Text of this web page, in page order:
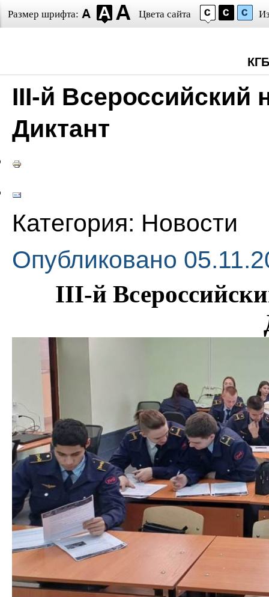
Размер шрифта: Цвета сайта
III-й Всероссийский
Диктант
Категория: Новости
Опубликовано
III-й